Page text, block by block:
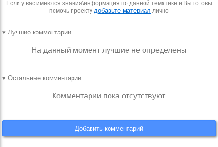
Если у вас имеются знания\информация по данной тематике и Вы готовы
помочь проекту добавьте материал лично
▾ Лучшие комментарии
На данный момент лучшие не определены
▾ Остальные комментарии
Комментарии пока отсутствуют.
Добавить комментарий